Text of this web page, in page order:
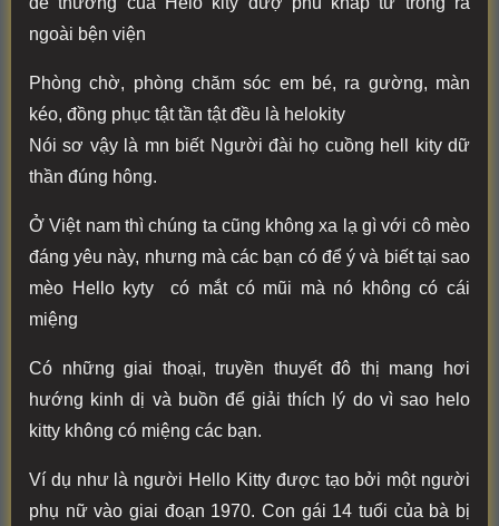
ngoài bện viện
Phòng chờ, phòng chăm sóc em bé, ra gường, màn
kéo, đồng phục tật tần tật đều là helokity
Nói sơ vậy là mn biết Người đài họ cuồng hell kity dữ
thần đúng hông.
Ở Việt nam thì chúng ta cũng không xa lạ gì với cô mèo
đáng yêu này, nhưng mà các bạn có để ý và biết tại sao
mèo Hello kyty có mắt có mũi mà nó không có cái
miệng
Có những giai thoại, truyền thuyết đô thị mang hơi
hướng kinh dị và buồn để giải thích lý do vì sao helo
kitty không có miệng các bạn.
Ví dụ như là người Hello Kitty được tạo bởi một người
phụ nữ vào giai đoạn 1970. Con gái 14 tuổi của bà bị